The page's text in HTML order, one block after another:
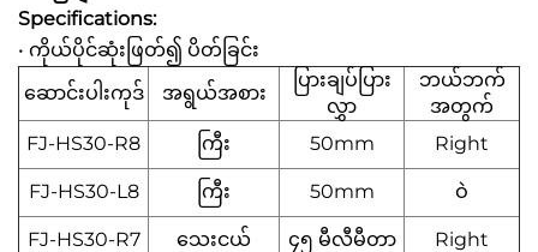
Specifications:
• ကိုယ်ပိုင်ဆုံးဖြတ်၍ ပိတ်ခြင်း
ဆောင်းပါးကုဒ်
အရွယ်အစား
ပြားချပ်ပြား
လွှာ
ဘယ်ဘက်
အတွက်
FJ-HS30-R8
ကြီး 50mm Right
FJ-HS30-L8 ကြီး 50mm ဝဲ
FJ-HS30-R7 သေးငယ် ၄၅ မီလီမီတာ Right